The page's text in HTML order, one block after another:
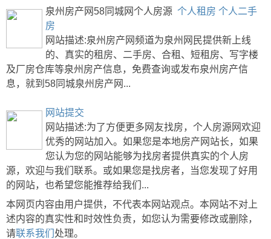
泉州房产网58同城网个人房源 个人租房 个人二手
房
网站描述:泉州房产网频道为泉州网民提供新上线
的、真实的租房、二手房、合租、短租房、写字楼
及厂房仓库等泉州房产信息，免费查询或发布泉州房产信
息，就到58同城泉州房产网...
网站提交
网站描述:为了方便更多网友找房，个人房源网欢迎
优秀的网站加入。如果您是本地房产网站长，如果
您认为您的网站能够为找房者提供真实的个人房
源，欢迎与我们联系。或如果您是找房者，当您发现了好用
的网站，也希望您能推荐给我们...
本网页内容由用户提供，不代表本网站观点。本网站不对上
述内容的真实性和时效性负责，如您认为需要修改或删除，
请联系我们 处理。